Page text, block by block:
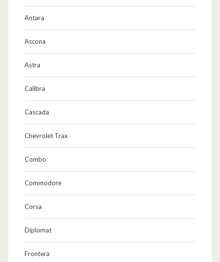
Antara
Ascona
Astra
Calibra
Cascada
Chevrolet Trax
Combo
Commodore
Corsa
Diplomat
Frontera